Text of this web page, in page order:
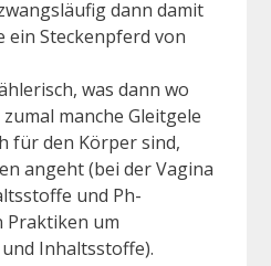
dann damit
ein Steckenpferd von
was dann wo
manche Gleitgele
für den Körper sind,
angeht (bei der Vagina
und Ph-
Praktiken um
Inhaltsstoffe).